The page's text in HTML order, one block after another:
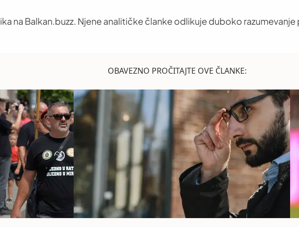
na Balkan.buzz. Njene analitičke članke odlikuje duboko
OBAVEZNO PROČITAJTE OVE ČLANKE: